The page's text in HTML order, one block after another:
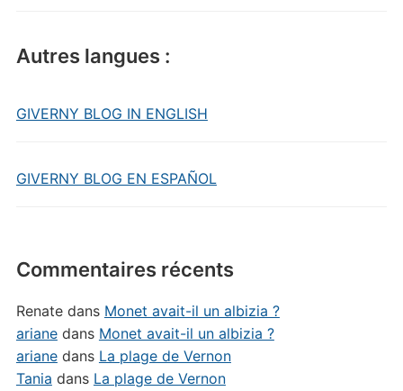
Autres langues :
GIVERNY BLOG IN ENGLISH
GIVERNY BLOG EN ESPAÑOL
Commentaires récents
Renatedans Monet avait-il un albizia ?
arianedans Monet avait-il un albizia ?
arianedans La plage de Vernon
Tania dans La plage de Vernon